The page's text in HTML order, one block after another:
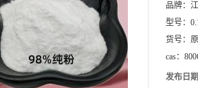
品牌：
型号：
货号：
cas：
发布日